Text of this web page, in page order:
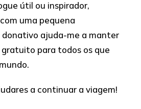
útil ou inspirador,
uma pequena
donativo ajuda-me a manter
para todos os que
a continuar a viagem!